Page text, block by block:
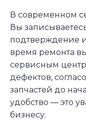
В современном
Вы
подтверждение
время ремонта
сервисным
дефектов,
запчастей до
удобство — это
бизнесу.